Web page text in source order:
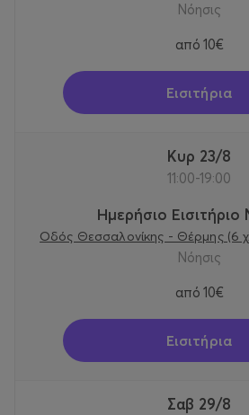
Νόησις
από 10€
Εισιτήρια
Κυρ 23/8
11:00-19:00
Ημερήσιο
Οδός Θεσσαλονίκης - Θέρμης (6
Νόησις
από 10€
Εισιτήρια
Σαβ 29/8